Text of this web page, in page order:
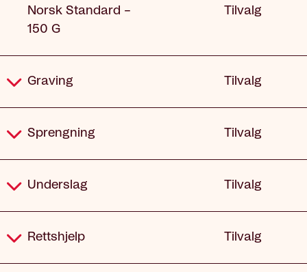
Norsk Standard –
150 G
Tilvalg
Graving Tilvalg
Sprengning Tilvalg
Underslag Tilvalg
Rettshjelp Tilvalg